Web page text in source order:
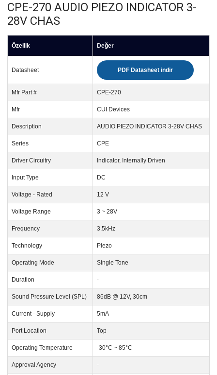
CPE-270 AUDIO PIEZO INDICATOR 3-
28V CHAS
Özellik Değer
Datasheet PDF Datasheet indir
Mfr Part # CPE-270
Mfr CUI Devices
Description AUDIO PIEZO INDICATOR 3-28V CHAS
Series CPE
Driver Circuitry Indicator, Internally Driven
Input Type DC
Voltage - Rated 12 V
Voltage Range 3 ~ 28V
Frequency 3.5kHz
Technology Piezo
Operating Mode Single Tone
Duration -
Sound Pressure Level (SPL) 86dB @ 12V, 30cm
Current - Supply 5mA
Port Location Top
Operating Temperature -30°C ~ 85°C
Approval Agency -